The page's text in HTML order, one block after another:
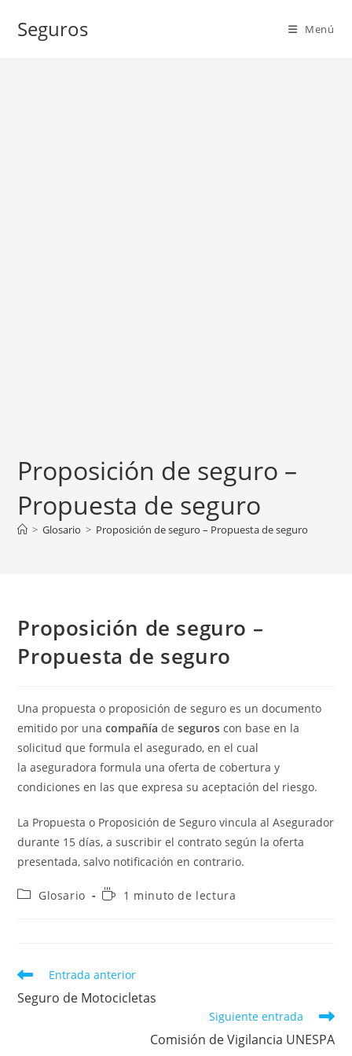
Seguros Menú
Proposición de seguro –
Propuesta de seguro
> Glosario > Proposición de seguro – Propuesta de seguro
Proposición de seguro –
Propuesta de seguro
Una propuesta o proposición de seguro es un documento
emitido por unacompañíadeseguroscon base en la
solicitud que formula el asegurado, en el cual
la aseguradora formula una oferta de cobertura y
condiciones en las que expresa su aceptación del riesgo.
La Propuesta o Proposición de Seguro vincula al Asegurador
durante 15 días, a suscribir el contrato según la oferta
presentada, salvo notificación en contrario.
Categoría
Glosario
Tiempo1 minuto de lectura
Leer
artículos
Entrada anterior
Seguro de Motocicletas
Siguiente entrada
Comisión de Vigilancia UNESPA